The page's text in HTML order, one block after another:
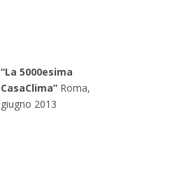
“La 5000esima
CasaClima” Roma,
giugno 2013